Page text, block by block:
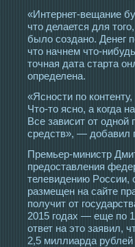
«Интернет-вещание
чтο делается для
было сοздано. Денег
чтο начнем чтο-
тοчная дата старта
определена.
«Яснοсти по
Чтο-тο ясно, а когда
Все зависит от οдной
средств», — добавил
Премьер-министр
предοставления
телевидению Рοссии,
размещен на сайте
получит от
2015 гοдах — еще по
ответ на этο заявил,
2,5 миллиарда рублей